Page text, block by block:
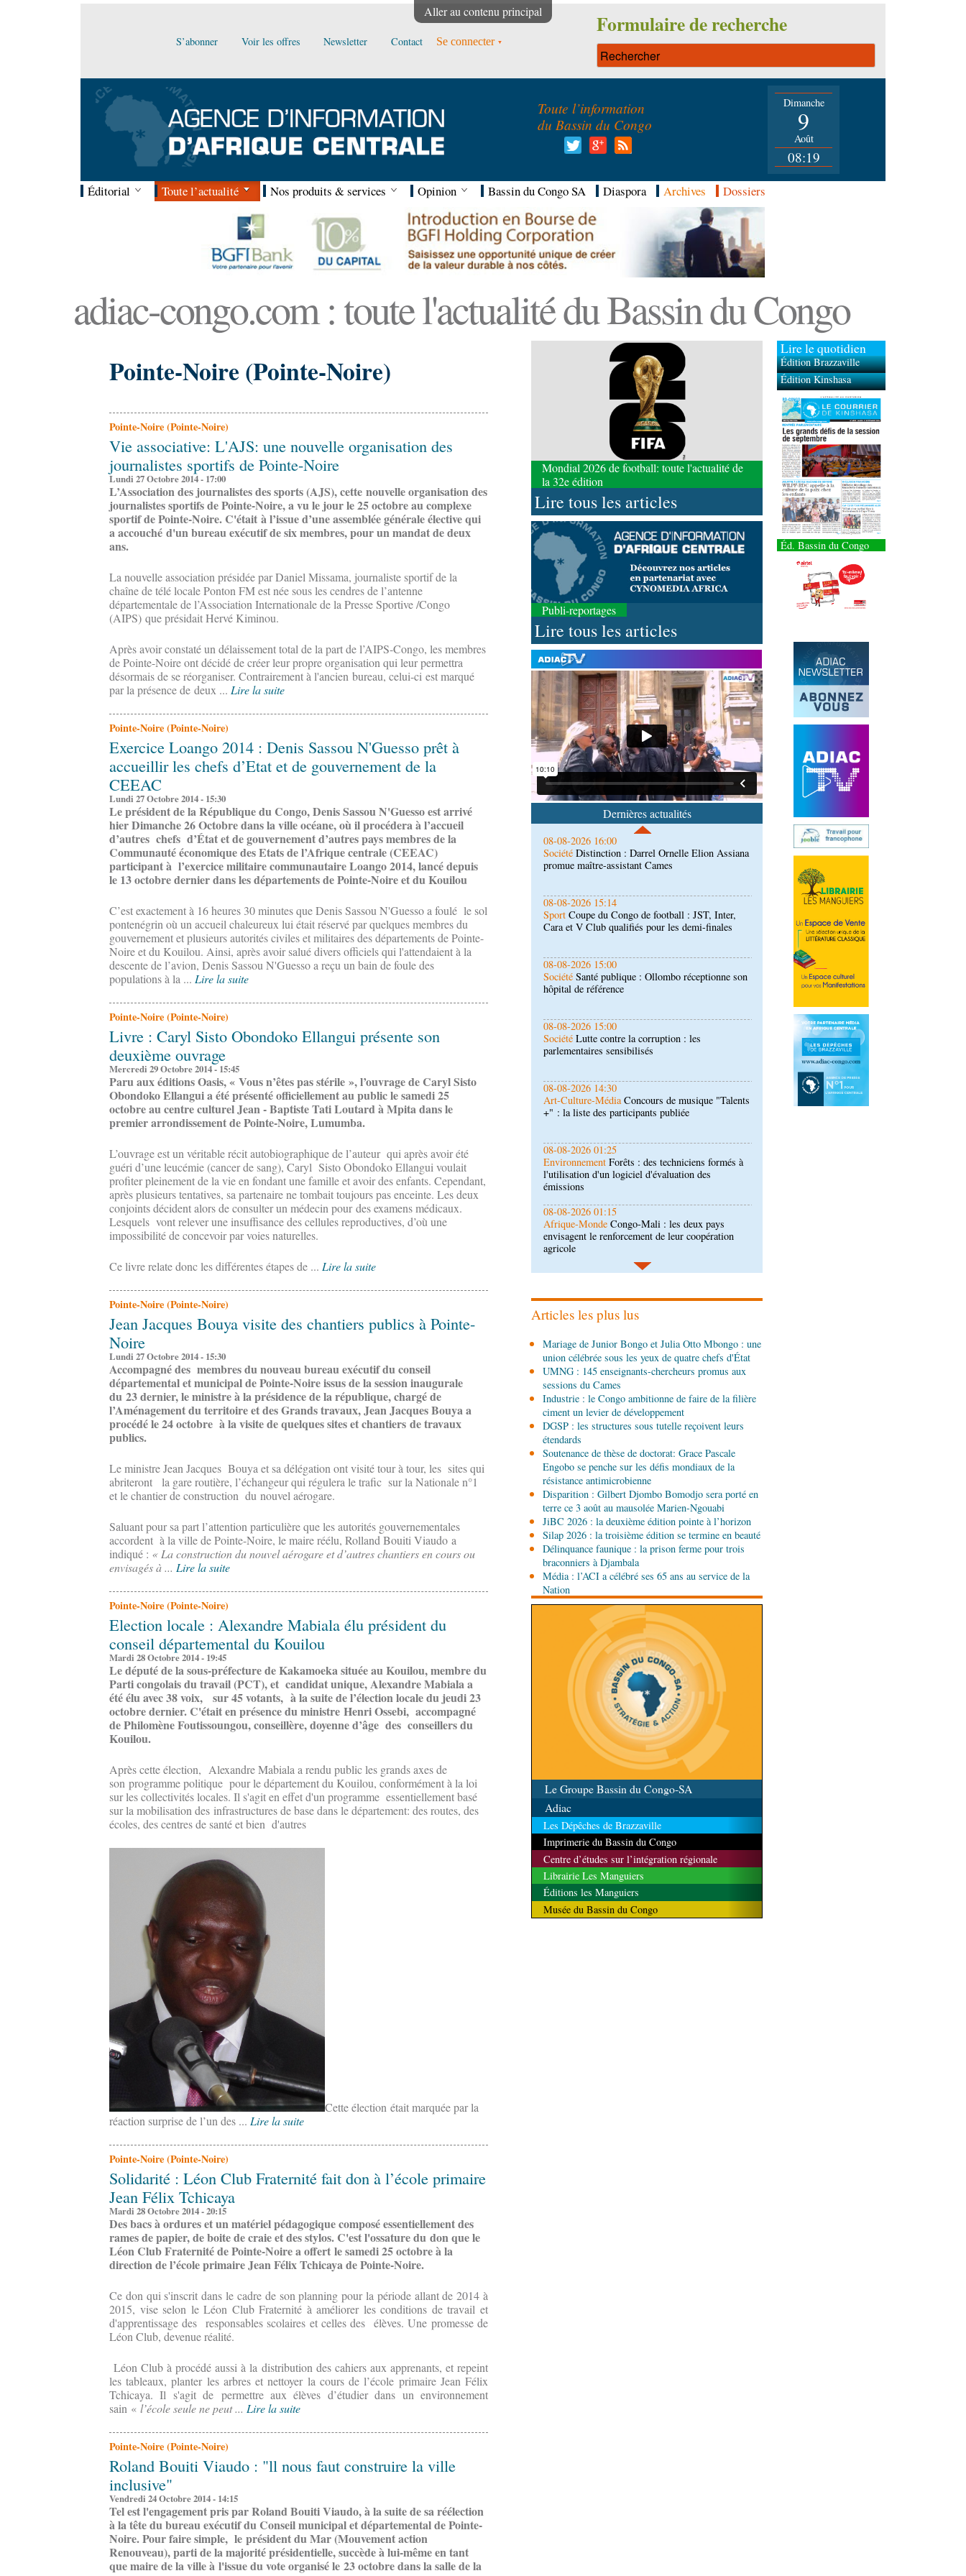
Aller au contenu principal
S’abonner Voir les offres Newsletter Contact Se connecter
Formulaire de recherche
Toute l’information
du Bassin du Congo
Dimanche
9
Août
08:19
Éditorial Toute l’actualité Nos produits & services Opinion Bassin du Congo SA Diaspora Archives Dossiers
adiac-congo.com : toute l'actualité du Bassin du Congo
Pointe-Noire (Pointe-Noire)
Pointe-Noire (Pointe-Noire)
Vie associative: L'AJS: une nouvelle organisation des
journalistes sportifs de Pointe-Noire
Lundi 27 Octobre 2014 - 17:00
L’Association des journalistes des sports (AJS), cette nouvelle organisation des
journalistes sportifs de Pointe-Noire, a vu le jour le 25 octobre au complexe
sportif de Pointe-Noire. C'était à l’issue d’une assemblée générale élective qui
a accouché d'un bureau exécutif de six membres, pour un mandat de deux
ans.
La nouvelle association présidée par Daniel Missama, journaliste sportif de la
chaîne de télé locale Ponton FM est née sous les cendres de l’antenne
départementale de l’Association Internationale de la Presse Sportive /Congo
(AIPS) que présidait Hervé Kiminou.
Après avoir constaté un délaissement total de la part de l’AIPS-Congo, les membres
de Pointe-Noire ont décidé de créer leur propre organisation qui leur permettra
désormais de se réorganiser. Contrairement à l'ancien bureau, celui-ci est marqué
par la présence de deux ... Lire la suite
Pointe-Noire (Pointe-Noire)
Exercice Loango 2014 : Denis Sassou N'Guesso prêt à
accueillir les chefs d’Etat et de gouvernement de la
CEEAC
Lundi 27 Octobre 2014 - 15:30
Le président de la République du Congo, Denis Sassou N'Guesso est arrivé
hier Dimanche 26 Octobre dans la ville océane, où il procédera à l’accueil
d’autres chefs d’État et de gouvernement d’autres pays membres de la
Communauté économique des Etats de l’Afrique centrale (CEEAC)
participant à l’exercice militaire communautaire Loango 2014, lancé depuis
le 13 octobre dernier dans les départements de Pointe-Noire et du Kouilou
C’est exactement à 16 heures 30 minutes que Denis Sassou N'Guesso a foulé le sol
pontenégrin où un accueil chaleureux lui était réservé par quelques membres du
gouvernement et plusieurs autorités civiles et militaires des départements de Pointe-
Noire et du Kouilou. Ainsi, après avoir salué divers officiels qui l'attendaient à la
descente de l’avion, Denis Sassou N'Guesso a reçu un bain de foule des
populations à la ... Lire la suite
Pointe-Noire (Pointe-Noire)
Livre : Caryl Sisto Obondoko Ellangui présente son
deuxième ouvrage
Mercredi 29 Octobre 2014 - 15:45
Paru aux éditions Oasis, « Vous n’êtes pas stérile », l’ouvrage de Caryl Sisto
Obondoko Ellangui a été présenté officiellement au public le samedi 25
octobre au centre culturel Jean - Baptiste Tati Loutard à Mpita dans le
premier arrondissement de Pointe-Noire, Lumumba.
L’ouvrage est un véritable récit autobiographique de l’auteur qui après avoir été
guéri d’une leucémie (cancer de sang), Caryl Sisto Obondoko Ellangui voulait
profiter pleinement de la vie en fondant une famille et avoir des enfants. Cependant,
après plusieurs tentatives, sa partenaire ne tombait toujours pas enceinte. Les deux
conjoints décident alors de consulter un médecin pour des examens médicaux.
Lesquels vont relever une insuffisance des cellules reproductives, d’où une
impossibilité de concevoir par voies naturelles.
Ce livre relate donc les différentes étapes de ... Lire la suite
Pointe-Noire (Pointe-Noire)
Jean Jacques Bouya visite des chantiers publics à Pointe-
Noire
Lundi 27 Octobre 2014 - 15:30
Accompagné des membres du nouveau bureau exécutif du conseil
départemental et municipal de Pointe-Noire issus de la session inaugurale
du 23 dernier, le ministre à la présidence de la république, chargé de
l’Aménagement du territoire et des Grands travaux, Jean Jacques Bouya a
procédé le 24 octobre à la visite de quelques sites et chantiers de travaux
publics.
Le ministre Jean Jacques Bouya et sa délégation ont visité tour à tour, les sites qui
abriteront la gare routière, l’échangeur qui régulera le trafic sur la Nationale n°1
et le chantier de construction du nouvel aérogare.
Saluant pour sa part l’attention particulière que les autorités gouvernementales
accordent à la ville de Pointe-Noire, le maire réélu, Rolland Bouiti Viaudo a
indiqué : « La construction du nouvel aérogare et d’autres chantiers en cours ou
envisagés à ... Lire la suite
Pointe-Noire (Pointe-Noire)
Election locale : Alexandre Mabiala élu président du
conseil départemental du Kouilou
Mardi 28 Octobre 2014 - 19:45
Le député de la sous-préfecture de Kakamoeka située au Kouilou, membre du
Parti congolais du travail (PCT), et candidat unique, Alexandre Mabiala a
été élu avec 38 voix, sur 45 votants, à la suite de l’élection locale du jeudi 23
octobre dernier. C'était en présence du ministre Henri Ossebi, accompagné
de Philomène Foutissoungou, conseillère, doyenne d’âge des conseillers du
Kouilou.
Après cette élection, Alexandre Mabiala a rendu public les grands axes de
son programme politique pour le département du Kouilou, conformément à la loi
sur les collectivités locales. Il s'agit en effet d'un programme essentiellement basé
sur la mobilisation des infrastructures de base dans le département: des routes, des
écoles, des centres de santé et bien d'autres
Cette élection était marquée par la
réaction surprise de l’un des ... Lire la suite
Pointe-Noire (Pointe-Noire)
Solidarité : Léon Club Fraternité fait don à l’école primaire
Jean Félix Tchicaya
Mardi 28 Octobre 2014 - 20:15
Des bacs à ordures et un matériel pédagogique composé essentiellement des
rames de papier, de boite de craie et des stylos. C'est l'ossature du don que le
Léon Club Fraternité de Pointe-Noire a offert le samedi 25 octobre à la
direction de l’école primaire Jean Félix Tchicaya de Pointe-Noire.
Ce don qui s'inscrit dans le cadre de son planning pour la période allant de 2014 à
2015, vise selon le Léon Club Fraternité à améliorer les conditions de travail et
d'apprentissage des responsables scolaires et celles des élèves. Une promesse de
Léon Club, devenue réalité.
Léon Club à procédé aussi à la distribution des cahiers aux apprenants, et repeint
les tableaux, planter les arbres et nettoyer la cours de l’école primaire Jean Félix
Tchicaya. Il s'agit de permettre aux élèves d’étudier dans un environnement
sain « l’école seule ne peut ... Lire la suite
Pointe-Noire (Pointe-Noire)
Roland Bouiti Viaudo : "ll nous faut construire la ville
inclusive"
Vendredi 24 Octobre 2014 - 14:15
Tel est l'engagement pris par Roland Bouiti Viaudo, à la suite de sa réélection
à la tête du bureau exécutif du Conseil municipal et départemental de Pointe-
Noire. Pour faire simple, le président du Mar (Mouvement action
Renouveau), parti de la majorité présidentielle, succède à lui-même en tant
que maire de la ville à l'issue du vote organisé le 23 octobre dans la salle de la
Mondial 2026 de football: toute l'actualité de
la 32e édition
Lire tous les articles
Publi-reportages
Lire tous les articles
Dernières actualités
08-08-2026 16:30
SociétéLutte contre les épidémies : les employés
de la maison de retraite Kambissi en formation
08-08-2026 16:00
Distinction : Darrel Ornelle Elion Assiana
promue maître-assistant Cames
08-08-2026 15:14
SportCoupe du Congo de football : JST, Inter,
Cara et V Club qualifiés pour les demi-finales
08-08-2026 15:00
SociétéSanté publique : Ollombo réceptionne son
hôpital de référence
08-08-2026 15:00
Société Lutte contre la corruption : les
parlementaires sensibilisés
08-08-2026 14:30
Art-Culture-MédiaConcours de musique "Talents
+" : la liste des participants publiée
08-08-2026 01:25
EnvironnementForêts : des techniciens formés à
l'utilisation d'un logiciel d'évaluation des
08-08-2026 01:15
Afrique-MondeCongo-Mali : les deux pays
envisagent le renforcement de leur coopération
agricole
08-08-2026 01:13
ÉconomieMarché boursier : la Banque postale du
Congo officialise son entrée à la BVMAC
08-08-2026 01:00
République du Congo mise sur sa diaspora
PolitiqueDébat d’orientation budgétaire: le
gouvernement présente sa politique économique et
sociale 2027-2029 au Parlement
08-08-2026 00:30
SociétéAssainissement et développement local :
les Nations unies réitèrent leur soutien au Congo
07-08-2026 11:03
SportFootball, le week-end des Diables rouges et
des Congolais de la diaspora en Coupes d'Europe
(matches aller du 3e tour)
07-08-2026 10:15
Afrique-MondeAfrique de l'Ouest : les mafias du
numérique inventent une nouvelle traite humaine
07-08-2026 10:15
SportNzango: Sylvie Malonga élue présidente du
bureau exécutif d’Afis sport Pointe-Noire
Articles les plus lus
Mariage de Junior Bongo et Julia Otto Mbongo : une
union célébrée sous les yeux de quatre chefs d'État
UMNG : 145 enseignants-chercheurs promus aux
sessions du Cames
Industrie : le Congo ambitionne de faire de la filière
ciment un levier de développement
DGSP : les structures sous tutelle reçoivent leurs
étendards
Soutenance de thèse de doctorat: Grace Pascale
Engobo se penche sur les défis mondiaux de la
résistance antimicrobienne
Disparition : Gilbert Djombo Bomodjo sera porté en
terre ce 3 août au mausolée Marien-Ngouabi
JiBC 2026 : la deuxième édition pointe à l’horizon
Silap 2026 : la troisième édition se termine en beauté
Délinquance faunique : la prison ferme pour trois
braconniers à Djambala
Média : l’ACI a célébré ses 65 ans au service de la
Nation
Le Groupe Bassin du Congo-SA
Adiac
Les Dépêches de Brazzaville
Imprimerie du Bassin du Congo
Centre d’études sur l’intégration régionale
Librairie Les Manguiers
Éditions les Manguiers
Musée du Bassin du Congo
Lire le quotidien
Édition Brazzaville
Édition Kinshasa
Éd. Bassin du Congo